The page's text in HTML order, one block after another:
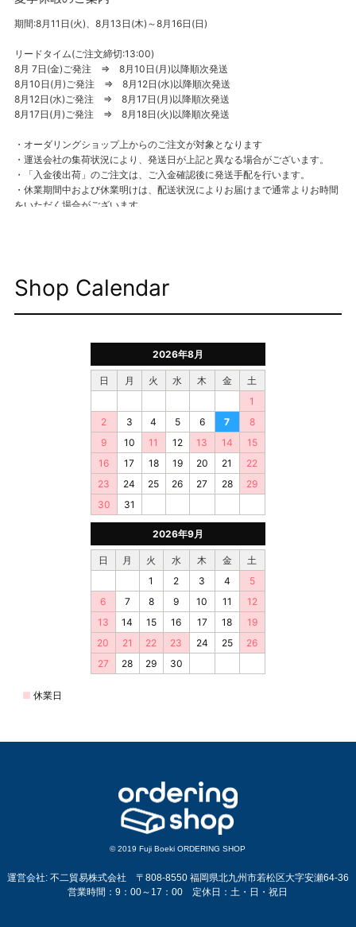
© 2019 Fuji Boeki ORDERING SHOP
運営会社: 不二貿易株式会社 〒808-8550 福岡県北九州市若松区大字安瀬64-36
営業時間：9：00～17：00 定休日：土・日・祝日